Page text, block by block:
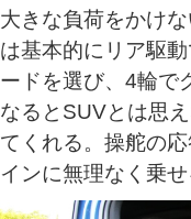
大きな負荷をかけ
は基本的にリア駆
ードを選び、4輪で
なるとSUVとは思
てくれる。操舵の
インに無理なく乗せ